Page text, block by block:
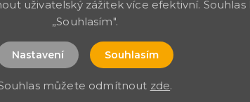
uživatelský zážitek více efektivní.
„Souhlasím".
Nastavení Souhlasím
můžete odmítnout zde.